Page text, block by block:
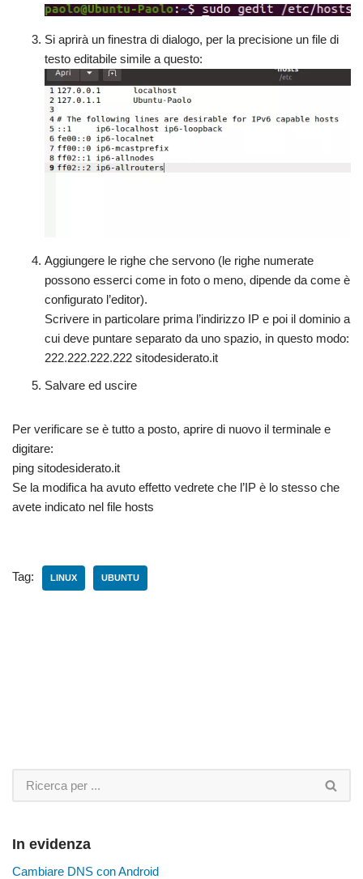
Si aprirà un finestra di dialogo, per la precisione un file di
testo editabile simile a questo:
Aggiungere le righe che servono (le righe numerate
possono esserci come in foto o meno, dipende da come è
configurato l’editor).
Scrivere in particolare prima l’indirizzo IP e poi il dominio a
cui deve puntare separato da uno spazio, in questo modo:
222.222.222.222 sitodesiderato.it
Salvare ed uscire
Per verificare se è tutto a posto, aprire di nuovo il terminale e
digitare:
ping sitodesiderato.it
Se la modifica ha avuto effetto vedrete che l’IP è lo stesso che
avete indicato nel file hosts
Tag: LINUX UBUNTU
In evidenza
Cambiare DNS con Android